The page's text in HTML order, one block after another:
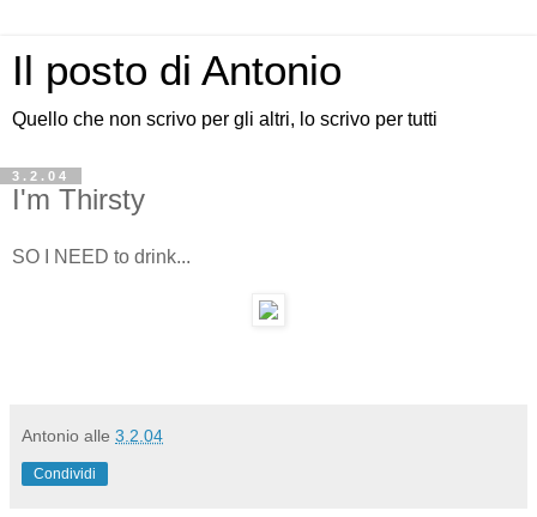
Il posto di Antonio
Quello che non scrivo per gli altri, lo scrivo per tutti
3.2.04
I'm Thirsty
SO I NEED to drink...
Antonio alle 3.2.04
Condividi